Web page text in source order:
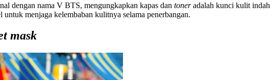
dengan nama V BTS, mengungkapkan kapas dan toneradalah kunci kulit indah
menjaga kelembaban kulitnya selama penerbangan.
mask